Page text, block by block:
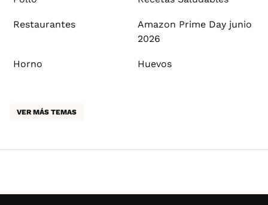
Restaurantes
Amazon Prime Day junio
2026
Horno Huevos
VER MÁS TEMAS